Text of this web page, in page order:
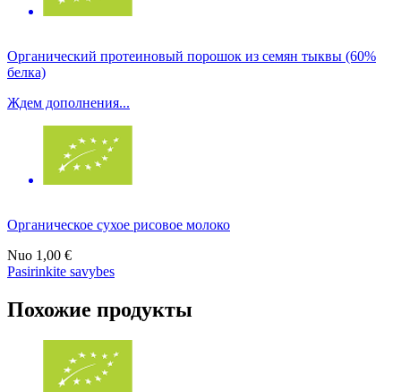
Органический протеиновый порошок из семян тыквы (60%
белка)
Ждем дополнения...
Органическое сухое рисовое молоко
Nuo 1,00 €
Pasirinkite savybes
Похожие продукты